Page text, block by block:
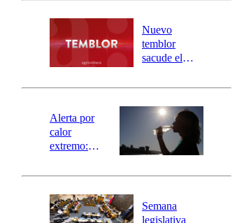
río Damas:
activa
mensajería
SAE
Nuevo
temblor
sacude el
revisa la
epicentro
Alerta por
calor
extremo:
activa Alerta
Preventiva en
tres comunas
Semana
legislativa